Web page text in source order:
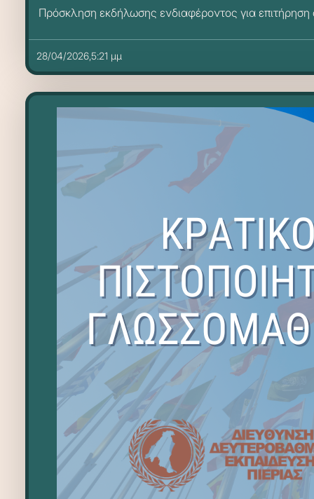
Πρόσκληση εκδήλωσης ενδιαφέροντος για επιτήρηση
28/04/2026,5:21 μμ